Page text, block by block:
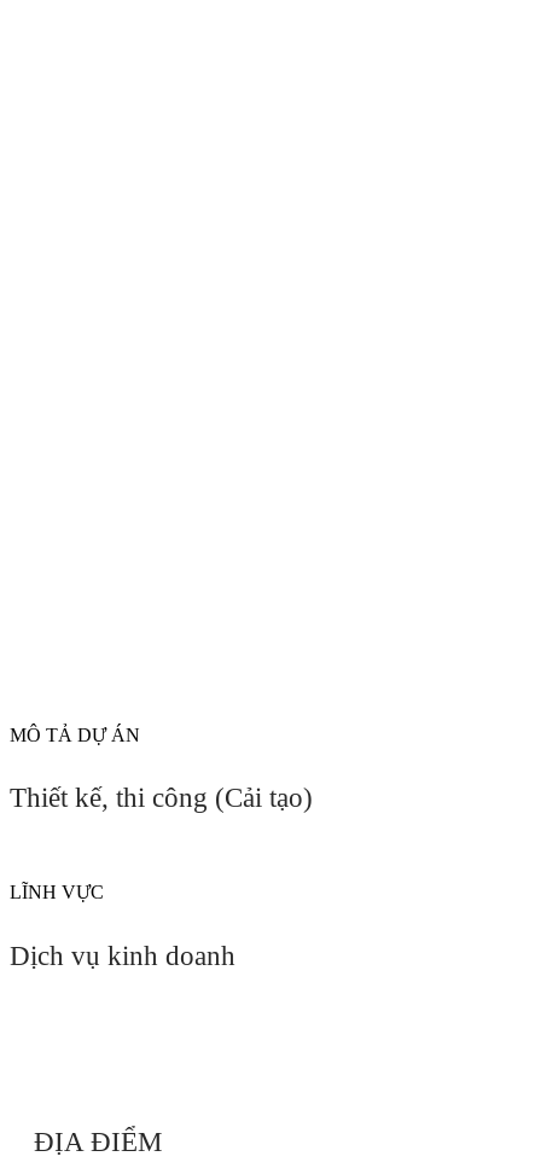
MÔ TẢ DỰ ÁN
Thiết kế, thi công (Cải tạo)
LĨNH VỰC
Dịch vụ kinh doanh
ĐỊA ĐIỂM